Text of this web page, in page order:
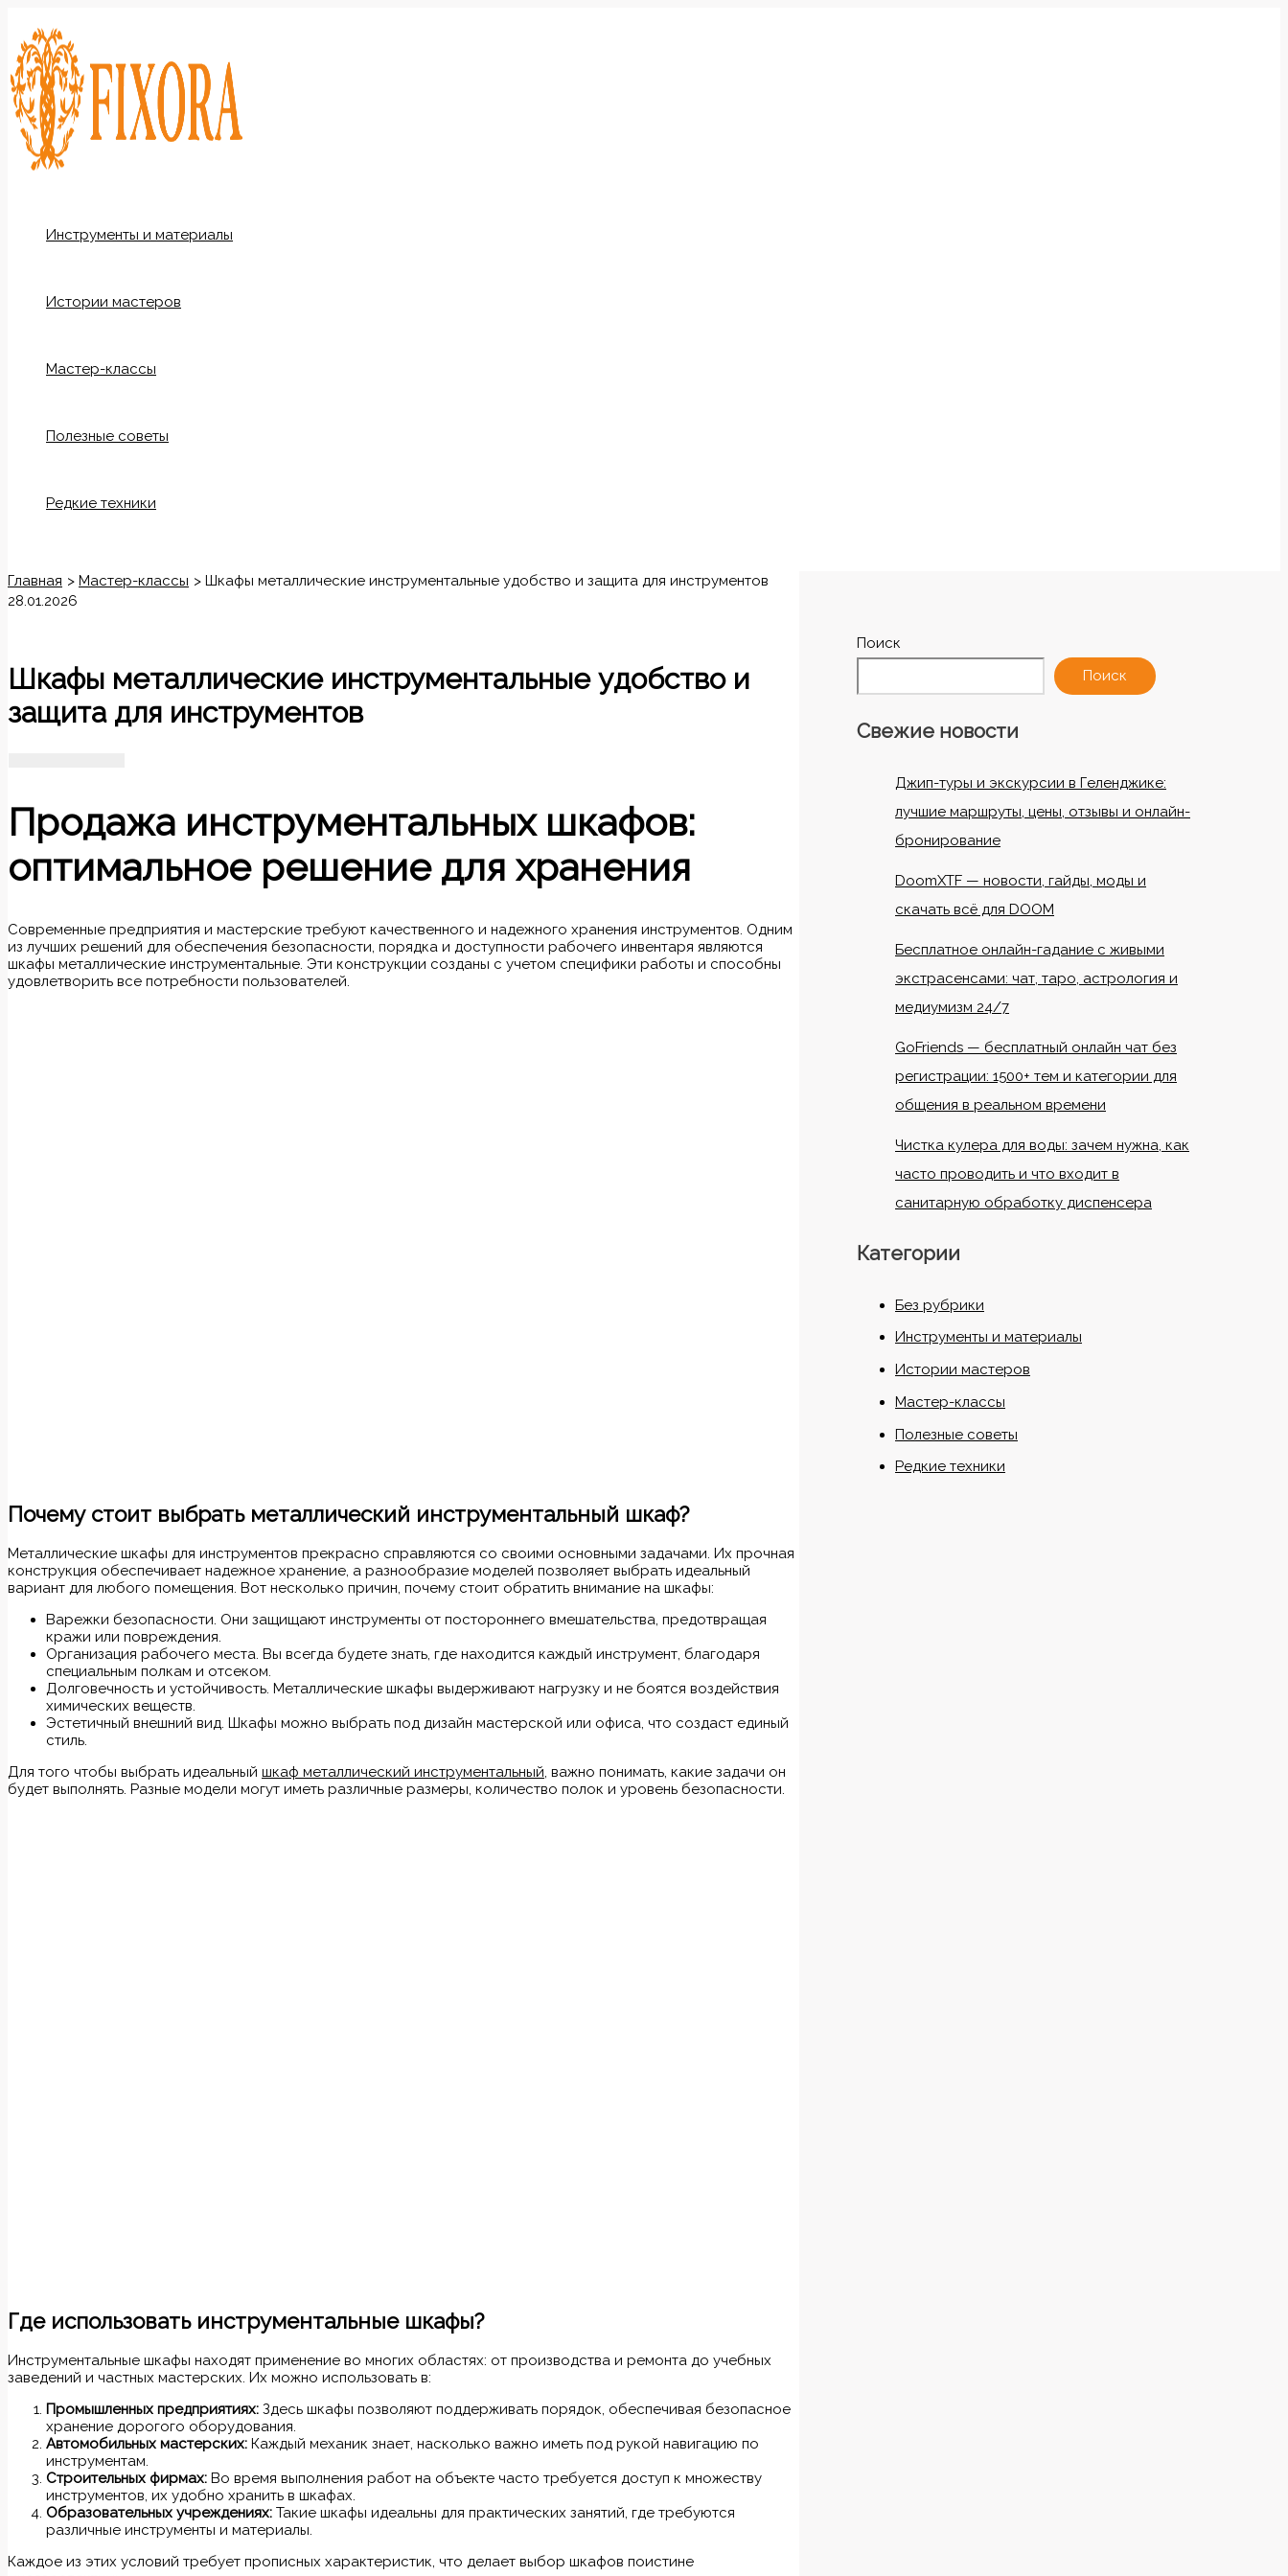
содержимому
Инструменты и материалы
Истории мастеров
Мастер-классы
Полезные советы
Редкие техники
Главная Мастер-классы
Шкафы металлические инструментальные удобство и защита для инструментов
28.01.2026
Шкафы металлические инструментальные удобство и
защита для инструментов
Продажа инструментальных шкафов:
оптимальное решение для хранения
Современные предприятия и мастерские требуют качественного и надежного хранения инструментов. Одним
из лучших решений для обеспечения безопасности, порядка и доступности рабочего инвентаря являются
шкафы металлические инструментальные. Эти конструкции созданы с учетом специфики работы и способны
удовлетворить все потребности пользователей.
Почему стоит выбрать металлический инструментальный шкаф?
Металлические шкафы для инструментов прекрасно справляются со своими основными задачами. Их прочная
конструкция обеспечивает надежное хранение, а разнообразие моделей позволяет выбрать идеальный
вариант для любого помещения. Вот несколько причин, почему стоит обратить внимание на шкафы:
Варежки безопасности. Они защищают инструменты от постороннего вмешательства, предотвращая
кражи или повреждения.
Организация рабочего места. Вы всегда будете знать, где находится каждый инструмент, благодаря
специальным полкам и отсеком.
Долговечность и устойчивость. Металлические шкафы выдерживают нагрузку и не боятся воздействия
химических веществ.
Эстетичный внешний вид. Шкафы можно выбрать под дизайн мастерской или офиса, что создаст единый
стиль.
Для того чтобы выбрать идеальный шкаф металлический инструментальный , важно понимать, какие задачи он
будет выполнять. Разные модели могут иметь различные размеры, количество полок и уровень безопасности.
Где использовать инструментальные шкафы?
Инструментальные шкафы находят применение во многих областях: от производства и ремонта до учебных
заведений и частных мастерских. Их можно использовать в:
Промышленных предприятиях: Здесь шкафы позволяют поддерживать порядок, обеспечивая безопасное
хранение дорогого оборудования.
Автомобильных мастерских: Каждый механик знает, насколько важно иметь под рукой навигацию по
инструментам.
Строительных фирмах: Во время выполнения работ на объекте часто требуется доступ к множеству
инструментов, их удобно хранить в шкафах.
Образовательных учреждениях: Такие шкафы идеальны для практических занятий, где требуются
различные инструменты и материалы.
Каждое из этих условий требует прописных характеристик, что делает выбор шкафов поистине
Поиск
Поиск
Свежие новости
Джип-туры и экскурсии в Геленджике:
лучшие маршруты, цены, отзывы и онлайн-
бронирование
DoomXTF — новости, гайды, моды и
скачать всё для DOOM
Бесплатное онлайн-гадание с живыми
экстрасенсами: чат, таро, астрология и
медиумизм 24/7
GoFriends — бесплатный онлайн чат без
регистрации: 1500+ тем и категории для
общения в реальном времени
Чистка кулера для воды: зачем нужна, как
часто проводить и что входит в
санитарную обработку диспенсера
Категории
Без рубрики
Инструменты и материалы
Истории мастеров
Мастер-классы
Полезные советы
Редкие техники